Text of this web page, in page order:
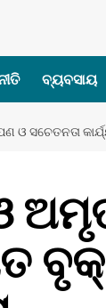
ବ୍ୟବସାୟ
ଓ ସଚେତନତା